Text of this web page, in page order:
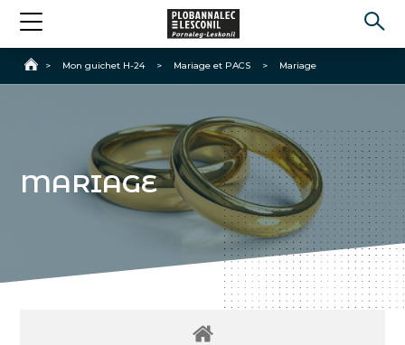
Accueil
> Mon guichet H-24 > Mariage et PACS > Mariage
MARIAGE